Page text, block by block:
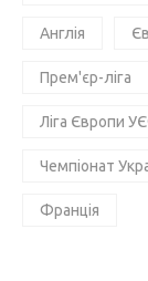
Англія
Прем'єр-ліга
Ліга Європи
Чемпіонат
Франція